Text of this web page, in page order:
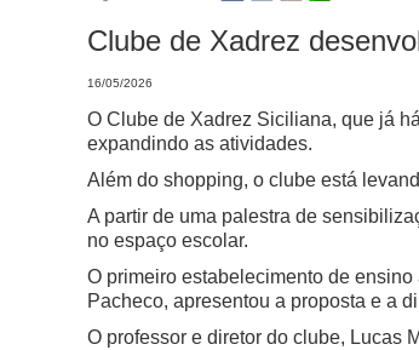
Clube de Xadrez
16/05/2026
O Clube de Xadrez Siciliana, que já
expandindo as atividades.
Além do shopping, o clube está
A partir de uma palestra de
no espaço escolar.
O primeiro estabelecimento de
Pacheco, apresentou a proposta e a
O professor e diretor do clube, Lucas